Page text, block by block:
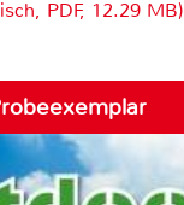
PDF, 12.29 MB)